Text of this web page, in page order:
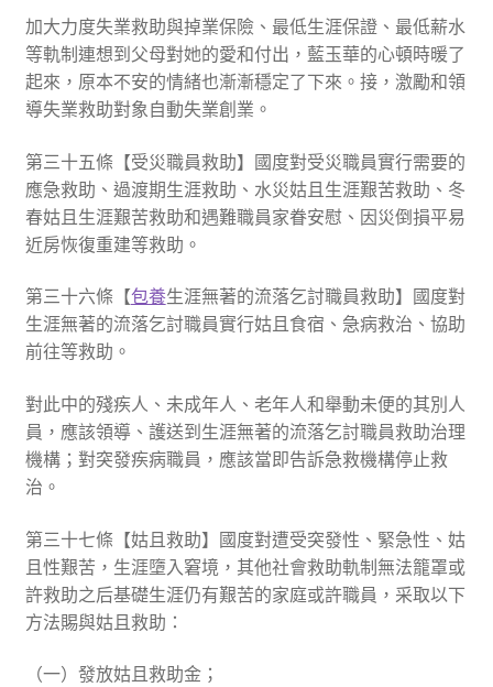
加大力度失業救助與掉業保險、最低生涯保證、最低薪水
等軌制連想到父母對她的愛和付出，藍玉華的心頓時暖了
起來，原本不安的情緒也漸漸穩定了下來。接，激勵和領
導失業救助對象自動失業創業。
第三十五條【受災職員救助】國度對受災職員實行需要的
應急救助、過渡期生涯救助、水災姑且生涯艱苦救助、冬
春姑且生涯艱苦救助和遇難職員家眷安慰、因災倒損平易
近房恢復重建等救助。
第三十六條【包養生涯無著的流落乞討職員救助】國度對
生涯無著的流落乞討職員實行姑且食宿、急病救治、協助
前往等救助。
對此中的殘疾人、未成年人、老年人和舉動未便的其別人
員，應該領導、護送到生涯無著的流落乞討職員救助治理
機構；對突發疾病職員，應該當即告訴急救機構停止救
治。
第三十七條【姑且救助】國度對遭受突發性、緊急性、姑
且性艱苦，生涯墮入窘境，其他社會救助軌制無法籠罩或
許救助之后基礎生涯仍有艱苦的家庭或許職員，采取以下
方法賜與姑且救助：
（一）發放姑且救助金；